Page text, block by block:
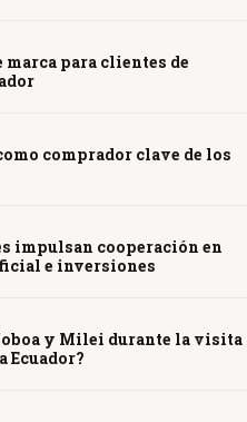
para clientes de
comprador clave de los
impulsan cooperación en
e inversiones
y Milei durante la visita
Ecuador?